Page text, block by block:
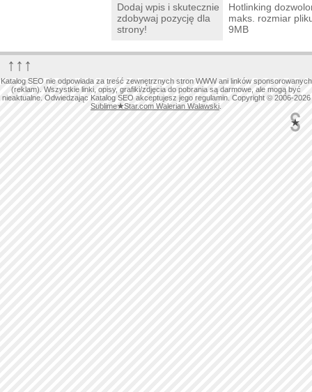
Dodaj wpis i skutecznie
zdobywaj pozycję dla
strony!
Hotlinking
maks. rozmiar
9MB
↑↑↑
Katalog SEO nie odpowiada za treść zewnętrznych stron WWW ani linków sponsorowanych
(reklam). Wszystkie linki, opisy, grafiki/zdjęcia do pobrania są darmowe, ale mogą być
nieaktualne. Odwiedzając Katalog SEO akceptujesz jego regulamin. Copyright © 2006-2026
Sublime★Star.com Walerian Walawski